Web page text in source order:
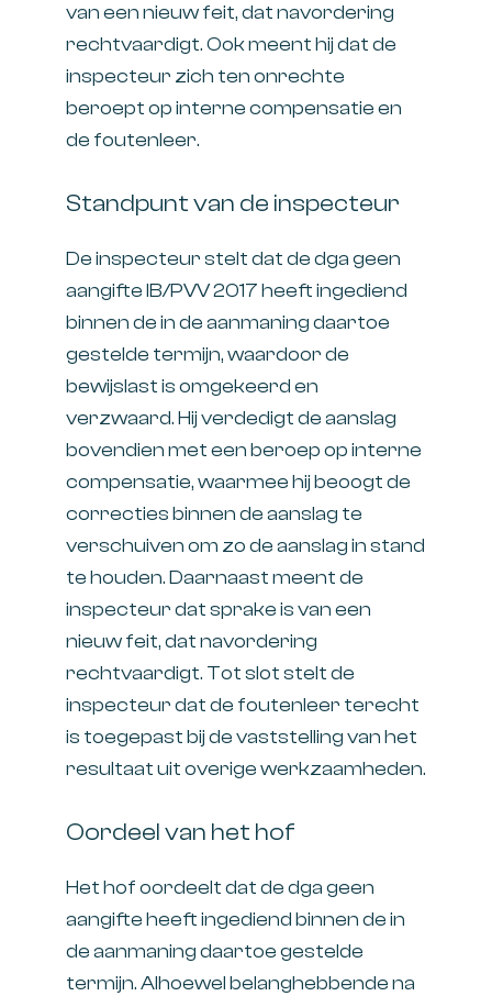
van een nieuw feit, dat navordering
rechtvaardigt. Ook meent hij dat de
inspecteur zich ten onrechte
beroept op interne compensatie en
de foutenleer.
Standpunt van de inspecteur
De inspecteur stelt dat de dga geen
aangifte IB/PVV 2017 heeft ingediend
binnen de in de aanmaning daartoe
gestelde termijn, waardoor de
bewijslast is omgekeerd en
verzwaard. Hij verdedigt de aanslag
bovendien met een beroep op interne
compensatie, waarmee hij beoogt de
correcties binnen de aanslag te
verschuiven om zo de aanslag in stand
te houden. Daarnaast meent de
inspecteur dat sprake is van een
nieuw feit, dat navordering
rechtvaardigt. Tot slot stelt de
inspecteur dat de foutenleer terecht
is toegepast bij de vaststelling van het
resultaat uit overige werkzaamheden.
Oordeel van het hof
Het hof oordeelt dat de dga geen
aangifte heeft ingediend binnen de in
de aanmaning daartoe gestelde
termijn. Alhoewel belanghebbende na